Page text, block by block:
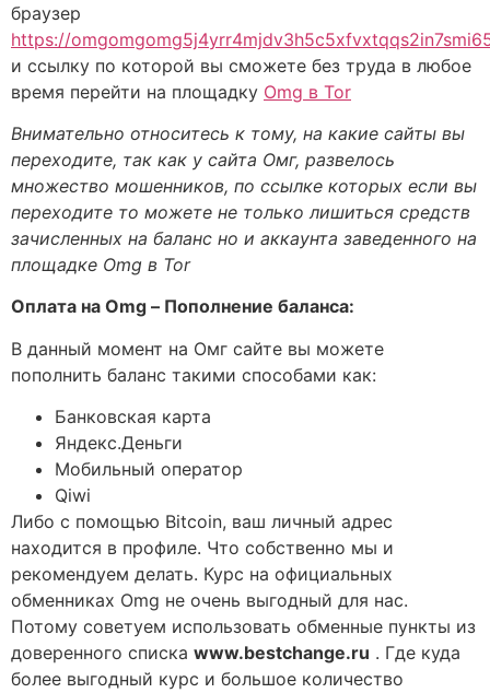
браузер
https://
и ссылку по которой вы сможете без труда в любое
время перейти на площадку Omg в Tor
Внимательно относитесь к тому, на какие сайты вы
переходите, так как у сайта Омг, развелось
множество мошенников, по ссылке которых если вы
переходите то можете не только лишиться средств
зачисленных на баланс но и аккаунта заведенного на
площадке Omg в Tor
Оплата на Omg – Пополнение баланса:
В данный момент на Омг сайте вы можете
пополнить баланс такими способами как:
Банковская карта
Яндекс.Деньги
Мобильный оператор
Qiwi
Либо с помощью Bitcoin, ваш личный адрес
находится в профиле. Что собственно мы и
рекомендуем делать. Курс на официальных
обменниках Omg не очень выгодный для нас.
Потому советуем использовать обменные пункты из
доверенного списка www.bestchange.ru . Где куда
более выгодный курс и большое количество